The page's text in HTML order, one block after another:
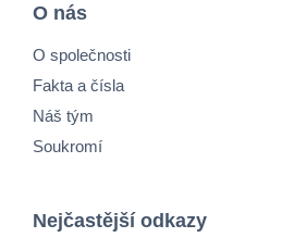
O nás
O společnosti
Fakta a čísla
Náš tým
Soukromí
Nejčastější odkazy